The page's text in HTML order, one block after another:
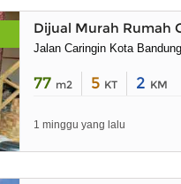
Dijual Murah Rumah
Jalan Caringin Kota Bandung
77 m2 5 KT 2 KM
1 minggu yang lalu